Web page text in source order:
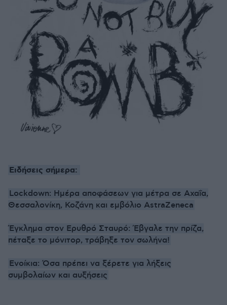
Ειδήσεις σήμερα:
Lockdown: Ημέρα αποφάσεων για μέτρα σε Αχαΐα,
Θεσσαλονίκη, Κοζάνη και εμβόλιο AstraZeneca
Έγκλημα στον Ερυθρό Σταυρό: Έβγαλε την πρίζα,
πέταξε το μόνιτορ, τράβηξε τον σωλήνα!
Ενοίκια: Όσα πρέπει να ξέρετε για λήξεις
συμβολαίων και αυξήσεις